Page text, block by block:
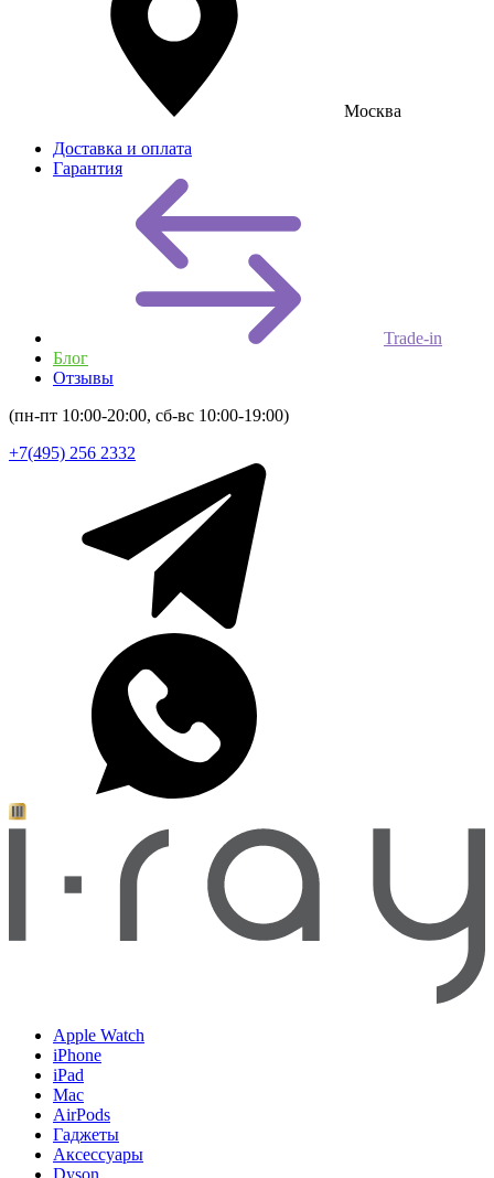
Москва
Доставка и оплата
Гарантия
Trade-in
Блог
Отзывы
(пн-пт 10:00-20:00, сб-вс 10:00-19:00)
+7(495) 256 2332
Apple Watch
iPhone
iPad
Mac
AirPods
Гаджеты
Аксессуары
Dyson